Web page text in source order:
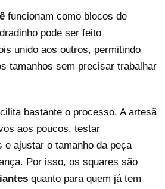
funcionam como blocos de
pode ser feito
unido aos outros, permitindo
tamanhos sem precisar trabalhar
bastante o processo. A artesã
aos poucos, testar
e ajustar o tamanho da peça
Por isso, os squares são
quanto para quem já tem